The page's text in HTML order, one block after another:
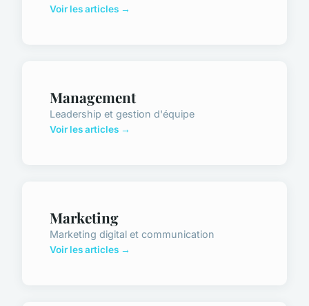
Voir les articles →
Management
Leadership et gestion d'équipe
Voir les articles →
Marketing
Marketing digital et communication
Voir les articles →